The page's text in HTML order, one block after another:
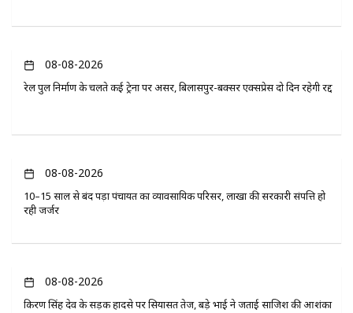
08-08-2026
रेल पुल निर्माण के चलते कई ट्रेनों पर असर, बिलासपुर-बक्सर एक्सप्रेस दो दिन रहेगी रद्द
08-08-2026
10–15 साल से बंद पड़ा पंचायत का व्यावसायिक परिसर, लाखों की सरकारी संपत्ति हो
रही जर्जर
08-08-2026
किरण सिंह देव के सड़क हादसे पर सियासत तेज, बड़े भाई ने जताई साजिश की आशंका